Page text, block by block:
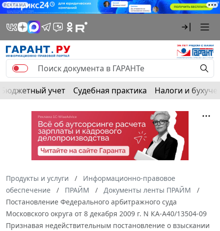
РЕКЛАМА
Бюджетный учет Судебная практика Налоги и
Продукты и услуги
Информационно-правовое
обеспечение
ПРАЙМ
Документы ленты ПРАЙМ
Постановление Федерального арбитражного суда
Московского округа от 8 декабря 2009 г. N КА-А40/13504-09
Признавая недействительным постановление о взыскании